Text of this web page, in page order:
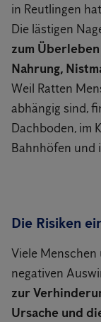
in Reutlingen
Die lästigen
zum
Nahrung,
Weil Ratten
abhängig sind,
Dachboden, im
Bahnhöfen und
Die Risiken
Viele
negativen
zur
Ursache und